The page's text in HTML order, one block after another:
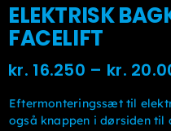
ELEKTRISK
FACELIFT
kr. 16.250 – kr.
Eftermonteringssæt til
også knappen i dørsiden til